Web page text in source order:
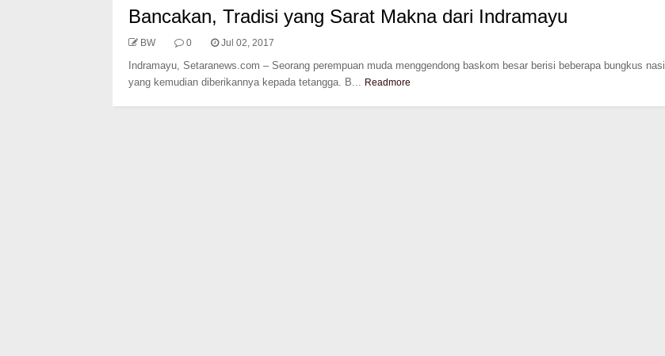
Bancakan, Tradisi yang Sarat Makna dari Indramayu
BW 0 Jul 02, 2017
Indramayu, Setaranews.com – Seorang perempuan muda menggendong baskom besar berisi beberapa bungkus nasi
yang kemudian diberikannya kepada tetangga. B... Readmore